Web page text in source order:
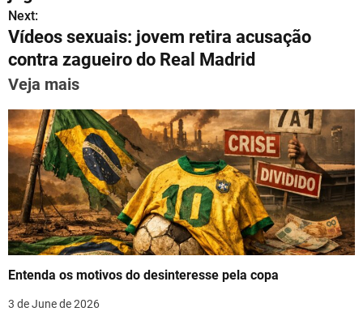
p
p
m o
o
n
s
t
n
a
v
i
g
a
t
Next:
Vídeos sexuais: jovem retira acusação
contra zagueiro do Real Madrid
Veja mais
Entenda os motivos do desinteresse pela copa
3 de June de 2026